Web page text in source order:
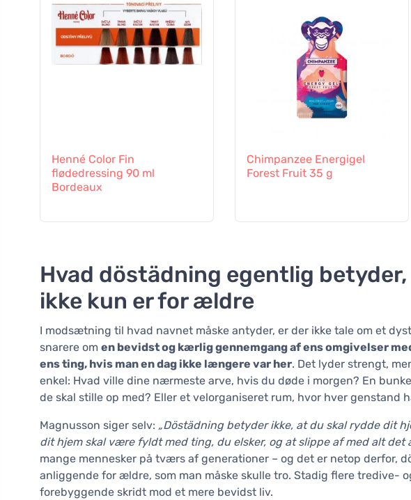
Henné Color Fin
flødedressing 90 ml
Bordeaux
Chimpanzee Energigel
Forest Fruit 35 g
Hvad döstädning egentlig
ikke kun er for ældre
I modsætning til hvad navnet måske antyder, er der ikke tale om et
snarere om en bevidst og kærlig gennemgang af ens omgivelser
ens ting, hvis man en dag ikke længere var her. Det lyder strengt,
enkel: Hvad ville dine nærmeste arve, hvis du døde i morgen? En
de skal stille op med? Eller et velorganiseret rum, hvor hver genstand
Magnusson siger selv: „Döstädning betyder ikke, at du skal rydde dit
dit hjem skal være fyldt med ting, du elsker, og at slippe af med alt det
mange mennesker på tværs af generationer – og det er netop derfor,
anliggende for ældre, som man måske skulle tro. Stadig flere tredive-
forebyggende skridt mod et mere bevidst liv.